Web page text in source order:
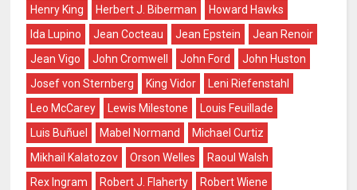
Henry King
Herbert J. Biberman
Howard Hawks
Ida Lupino
Jean Cocteau Jean Epstein
Jean Renoir
Jean Vigo
John Cromwell John Ford
John Huston
Josef von Sternberg
King Vidor
Leni Riefenstahl
Leo McCarey
Lewis Milestone
Louis Feuillade
Luis Buñuel
Mabel Normand
Michael Curtiz
Mikhail Kalatozov
Orson Welles
Raoul Walsh
Rex Ingram
Robert J. Flaherty
Robert Wiene